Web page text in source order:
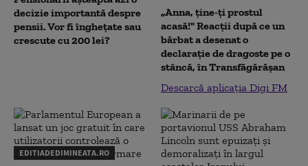
decizie importantă despre
pensii. Vor fi înghețate sau
crescute cu 200 lei?
„Anna, ţine-ţi prostul
acasă!" Reacţii după ce un
bărbat a desenat o
declaraţie de dragoste pe o
stâncă, în Transfăgărăşan
Descarcă aplicația Digi FM
EDITIADEDIMINEATA.RO